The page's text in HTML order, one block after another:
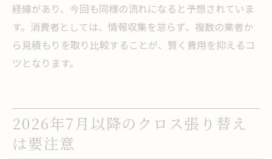
経緯があり、今回も同様の流れになると予想されていま
す。消費者としては、情報収集を怠らず、複数の業者か
ら見積もりを取り比較することが、賢く費用を抑えるコ
ツとなります。
2026年7月以降のクロス張り替え
は要注意